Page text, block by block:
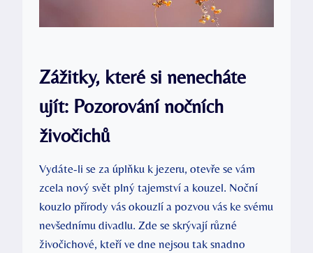
Zážitky, které si nenecháte
ujít: Pozorování nočních
živočichů
Vydáte-li se za úplňku k jezeru, otevře se vám
zcela nový svět plný tajemství a kouzel. Noční
kouzlo přírody vás okouzlí a pozvou vás ke svému
nevšednímu divadlu. Zde se skrývají různé
živočichové, kteří ve dne nejsou tak snadno